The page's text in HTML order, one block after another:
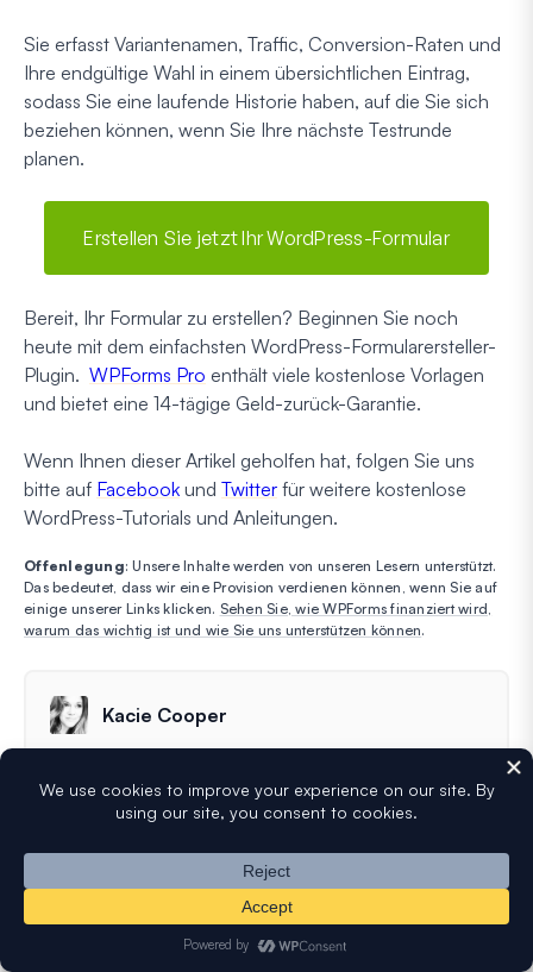
Sie erfasst Variantenamen, Traffic, Conversion-Raten und
Ihre endgültige Wahl in einem übersichtlichen Eintrag,
sodass Sie eine laufende Historie haben, auf die Sie sich
beziehen können, wenn Sie Ihre nächste Testrunde
planen.
Erstellen Sie jetzt Ihr WordPress-Formular
Bereit, Ihr Formular zu erstellen? Beginnen Sie noch
heute mit dem einfachsten WordPress-Formularersteller-
Plugin. WPForms Pro enthält viele kostenlose Vorlagen
und bietet eine 14-tägige Geld-zurück-Garantie.
Wenn Ihnen dieser Artikel geholfen hat, folgen Sie uns
bitte auf Facebook und Twitter für weitere kostenlose
WordPress-Tutorials und Anleitungen.
Offenlegung: Unsere Inhalte werden von unseren Lesern unterstützt.
Das bedeutet, dass wir eine Provision verdienen können, wenn Sie auf
einige unserer Links klicken. Sehen Sie, wie WPForms finanziert wird,
warum das wichtig ist und wie Sie uns unterstützen können.
Kacie Cooper
wöchentlichen Newsletter bei WPForms und hat auch
eine Schwäche für die Erstellung lustiger
WordPress und schreibt darüber.